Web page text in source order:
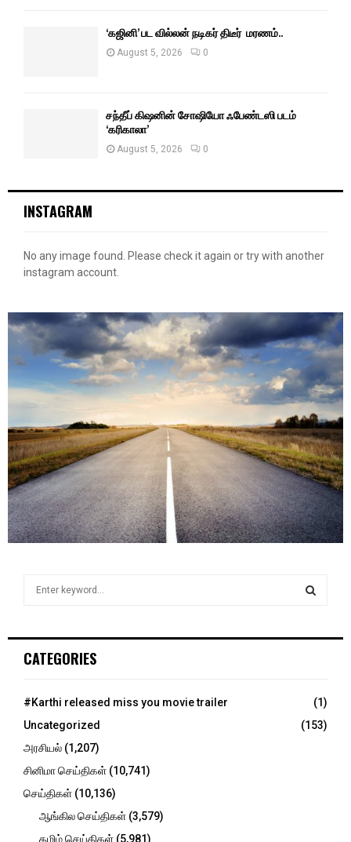
‘கஜினி’ பட வில்லன் நடிகர் திடீர் மரணம்..
August 5, 2026 0
சந்தீப் கிஷனின் சோஷியோ ஃபேண்டஸி படம்
‘கரிகாலா’
August 5, 2026 0
INSTAGRAM
No any image found. Please check it again or try with another
instagram account.
h
o
:
CATEGORIES
#Karthi released miss you movie trailer
(1)
Uncategorized
(153)
அரசியல் (1,207)
சினிமா செய்திகள் (10,741)
செய்திகள் (10,136)
ஆங்கில செய்திகள் (3,579)
தமிழ் செய்திகள் (5,981)